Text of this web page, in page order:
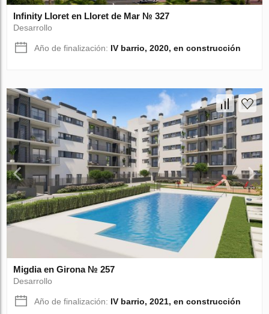
Infinity Lloret en Lloret de Mar № 327
Desarrollo
Año de finalización: IV barrio, 2020, en construcción
Migdia en Girona № 257
Desarrollo
Año de finalización: IV barrio, 2021, en construcción